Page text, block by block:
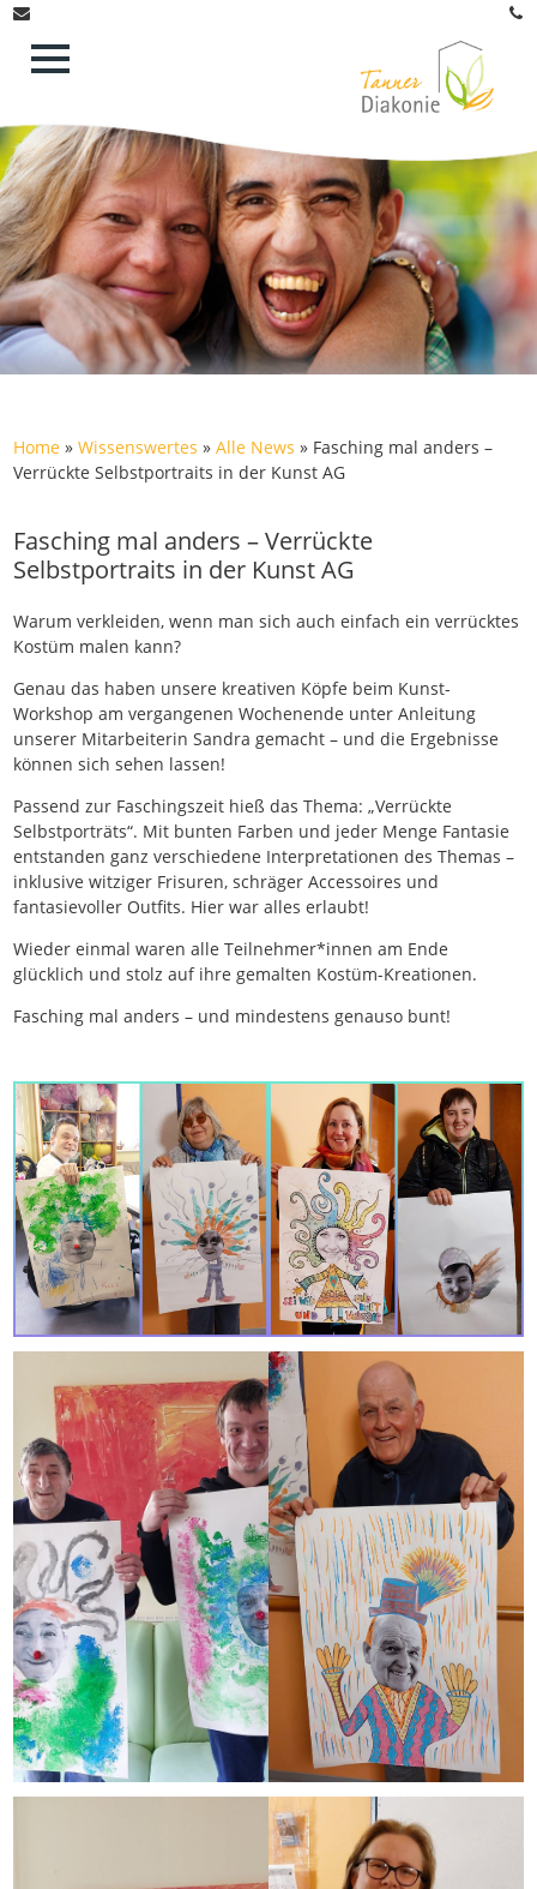
Home »Wissenswertes »Alle News » Fasching mal anders –
Verrückte Selbstportraits in der Kunst AG
Fasching mal anders – Verrückte
Selbstportraits in der Kunst AG
Warum verkleiden, wenn man sich auch einfach ein verrücktes
Kostüm malen kann?
Genau das haben unsere kreativen Köpfe beim Kunst-
Workshop am vergangenen Wochenende unter Anleitung
unserer Mitarbeiterin Sandra gemacht – und die Ergebnisse
können sich sehen lassen!
Passend zur Faschingszeit hieß das Thema: „Verrückte
Selbstporträts“. Mit bunten Farben und jeder Menge Fantasie
entstanden ganz verschiedene Interpretationen des Themas –
inklusive witziger Frisuren, schräger Accessoires und
fantasievoller Outfits. Hier war alles erlaubt!
Wieder einmal waren alle Teilnehmer*innen am Ende
glücklich und stolz auf ihre gemalten Kostüm-Kreationen.
Fasching mal anders – und mindestens genauso bunt!